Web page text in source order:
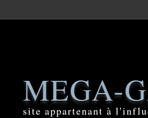
MEGA-
site appartenant à